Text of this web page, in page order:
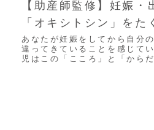
【助産師監修】妊娠・
「オキシトシン」を
あなたが妊娠をしてから自分
違ってきていることを感じて
児はこの「こころ」と「から